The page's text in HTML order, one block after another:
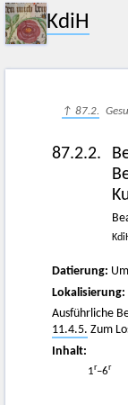
KdiH
↑ 87.2.
87.2.2.
Datierung:
Lokalisierung:
Ausführliche
11.4.5. Zum
Inhalt:
1r–6r